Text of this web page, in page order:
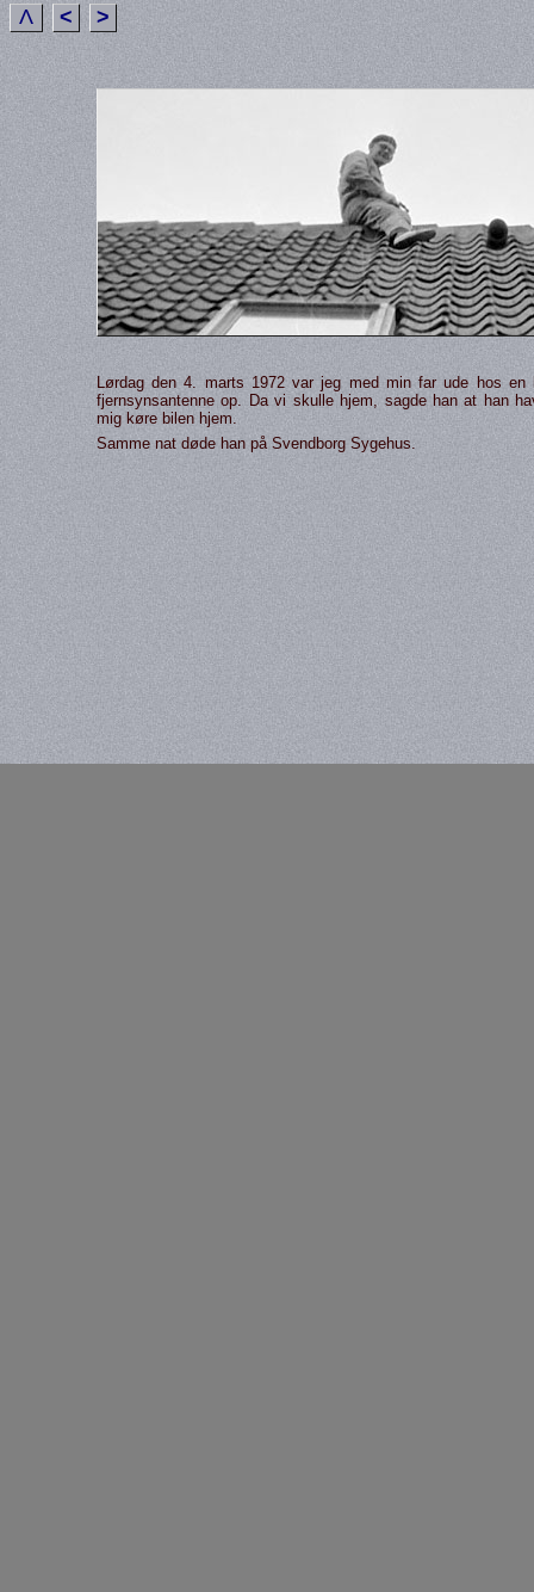
Λ < >
Lørdag den 4. marts 1972 var jeg med min far ude hos
fjernsynsantenne op. Da vi skulle hjem, sagde han at han
mig køre bilen hjem.
Samme nat døde han på Svendborg Sygehus.